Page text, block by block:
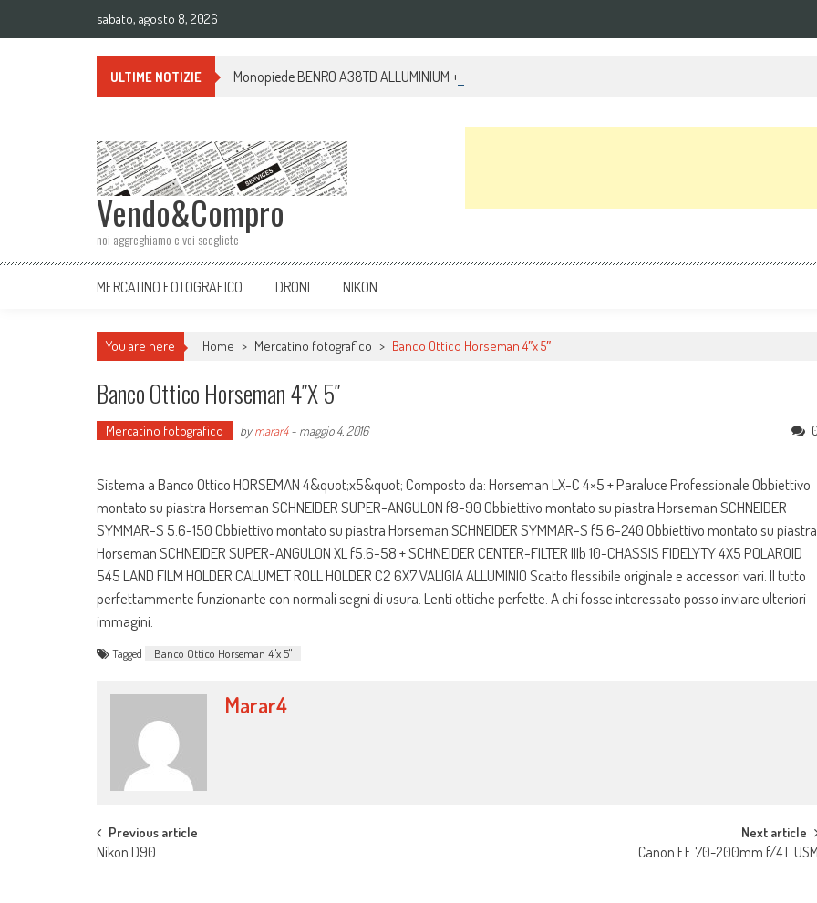
sabato, agosto 8, 2026
ULTIME NOTIZIE Monopiede BENRO A38TD ALLUMINIUM + testa video S2
Vendo&Compro
noi aggreghiamo e voi scegliete
MERCATINO FOTOGRAFICO DRONI NIKON
You are here Home > Mercatino fotografico > Banco Ottico Horseman 4″x 5″
Banco Ottico Horseman 4″x 5″
Mercatino fotografico bymarar4- maggio 4, 2016
Sistema a Banco Ottico HORSEMAN 4&quot;x5&quot; Composto da: Horseman LX-C 4×5 + Paraluce Professionale Obbiettivo
montato su piastra Horseman SCHNEIDER SUPER-ANGULON f8-90 Obbiettivo montato su piastra Horseman SCHNEIDER
SYMMAR-S 5.6-150 Obbiettivo montato su piastra Horseman SCHNEIDER SYMMAR-S f5.6-240 Obbiettivo montato su piastra
Horseman SCHNEIDER SUPER-ANGULON XL f5.6-58 + SCHNEIDER CENTER-FILTER IIIb 10-CHASSIS FIDELYTY 4X5 POLAROID
545 LAND FILM HOLDER CALUMET ROLL HOLDER C2 6X7 VALIGIA ALLUMINIO Scatto flessibile originale e accessori vari. Il tutto
perfettammente funzionante con normali segni di usura. Lenti ottiche perfette. A chi fosse interessato posso inviare ulteriori
immagini.
Tagged Banco Ottico Horseman 4"x 5"
Marar4
Post navigation
Previous article
Nikon D90
Next article
Canon EF 70-200mm f/4 L